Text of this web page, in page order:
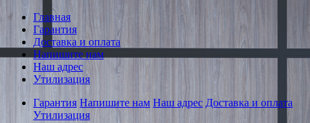
Главная
Гарантия
Доставка и оплата
Напишите нам
Наш адрес
Утилизация
Гарантия Напишите нам Наш адрес Доставка и оплата
Утилизация